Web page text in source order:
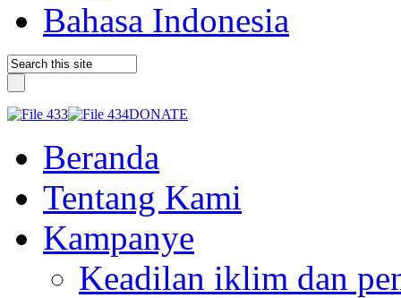
Bahasa Indonesia
DONATE
Beranda
Tentang Kami
Kampanye
Keadilan iklim dan